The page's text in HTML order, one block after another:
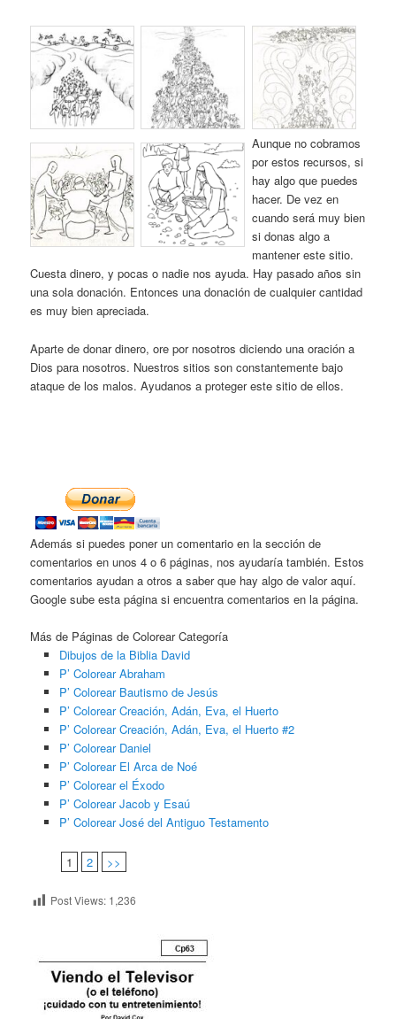
Aunque no cobramos
por estos recursos, si
hay algo que puedes
hacer. De vez en
cuando será muy bien
si donas algo a
mantener este sitio.
Cuesta dinero, y pocas o nadie nos ayuda. Hay pasado años sin
una sola donación. Entonces una donación de cualquier cantidad
es muy bien apreciada.
Aparte de donar dinero, ore por nosotros diciendo una oración a
Dios para nosotros. Nuestros sitios son constantemente bajo
ataque de los malos. Ayudanos a proteger este sitio de ellos.
Además si puedes poner un comentario en la sección de
comentarios en unos 4 o 6 páginas, nos ayudaría también. Estos
comentarios ayudan a otros a saber que hay algo de valor aquí.
Google sube esta página si encuentra comentarios en la página.
Más de Páginas de Colorear Categoría
Dibujos de la Biblia David
P’ Colorear Abraham
P’ Colorear Bautismo de Jesús
P’ Colorear Creación, Adán, Eva, el Huerto
P’ Colorear Creación, Adán, Eva, el Huerto #2
P’ Colorear Daniel
P’ Colorear El Arca de Noé
P’ Colorear el Éxodo
P’ Colorear Jacob y Esaú
P’ Colorear José del Antiguo Testamento
1 2 >>
Post Views: 1,236